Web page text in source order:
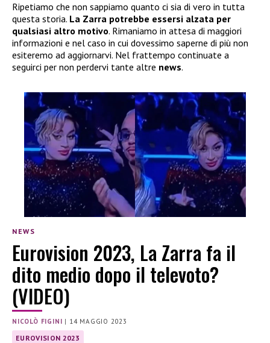
Ripetiamo che non sappiamo quanto ci sia di vero in tutta
questa storia. La Zarra potrebbe essersi alzata per
qualsiasi altro motivo. Rimaniamo in attesa di maggiori
informazioni e nel caso in cui dovessimo saperne di più non
esiteremo ad aggiornarvi. Nel frattempo continuate a
seguirci per non perdervi tante altre news.
NEWS
Eurovision 2023, La Zarra fa il
dito medio dopo il televoto?
(VIDEO)
NICOLÒ FIGINI | 14 MAGGIO 2023
EUROVISION 2023